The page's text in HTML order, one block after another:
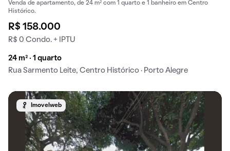
Venda de apartamento, de 24 m² com 1 quarto e 1 banheiro em Centro
Histórico.
R$ 158.000
R$ 0 Condo. + IPTU
24 m² · 1 quarto
Rua Sarmento Leite, Centro Histórico · Porto Alegre
Imovelweb